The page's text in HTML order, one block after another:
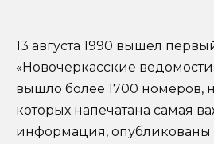
13 августа 1990 вышел
«Новочеркасские
вышло более 1700 номеров,
которых напечатана самая
информация, опубликованы